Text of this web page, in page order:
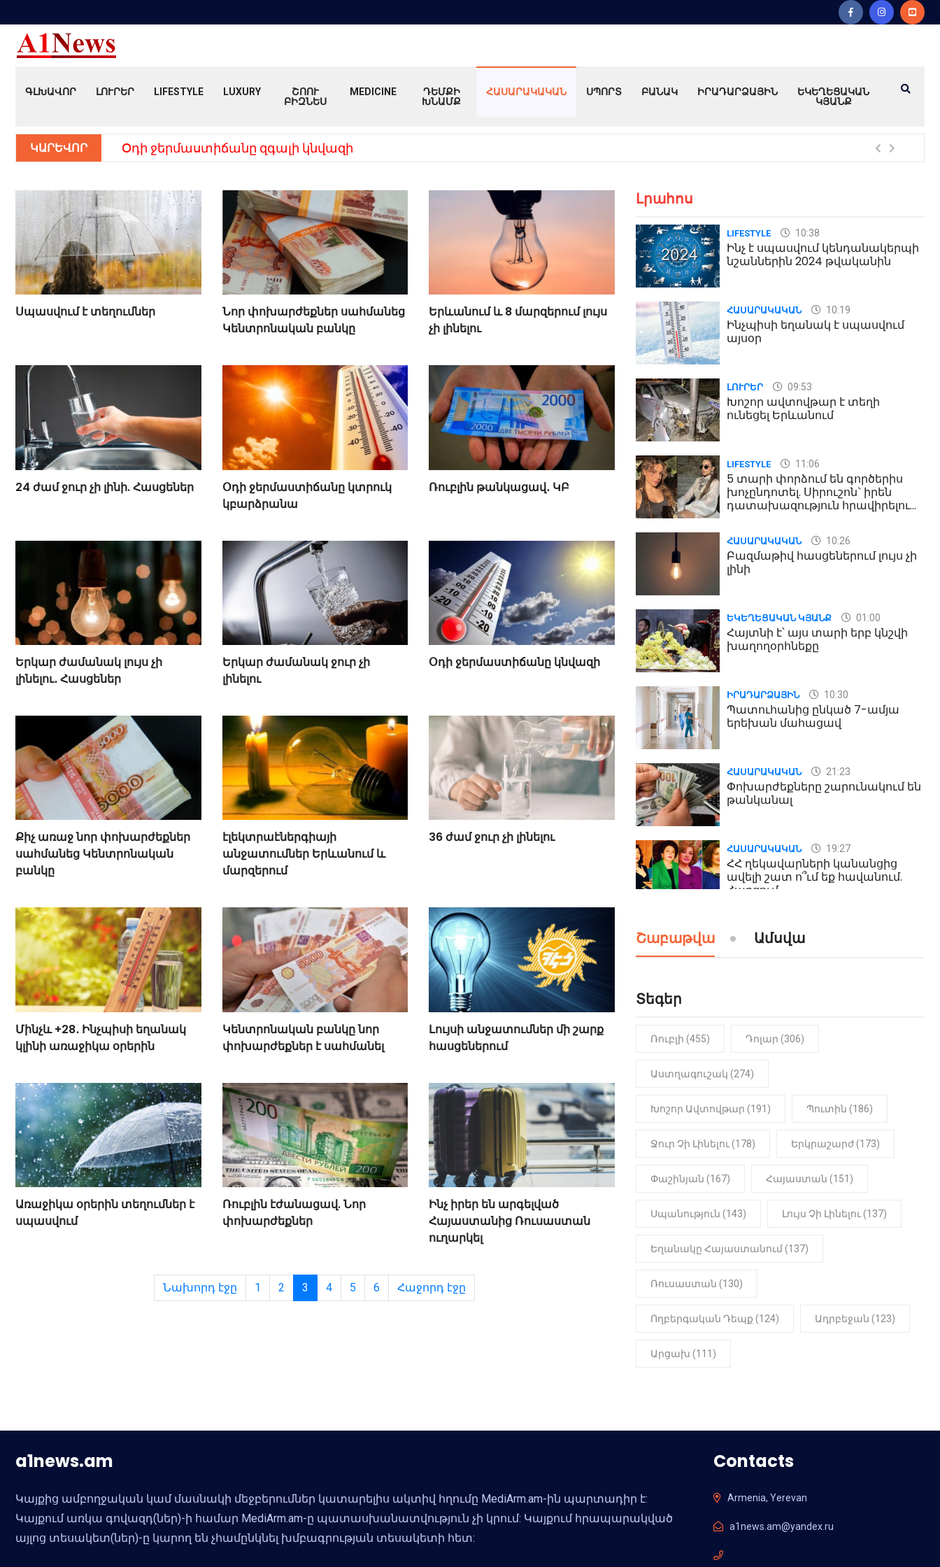
ԳԼԽԱՎՈՐ ԼՈՒՐԵՐ LIFESTYLE LUXURY
ՇՈՈՒ
ԲԻԶՆԵՍ
MEDICINE
ԴԵՄՔԻ
ԽՆԱՄՔ
ՀԱՍԱՐԱԿԱԿԱՆ ՍՊՈՐՏ ԲԱՆԱԿ ԻՐԱԴԱՐՁԱՅԻՆ
ԵԿԵՂԵՑԱԿԱՆ
ԿՅԱՆՔ
ԿԱՐԵՎՈՐ Օդի ջերմաստիճանը զգալի կնվազի
Սպասվում է տեղումներ
Նոր փոխարժեքներ սահմանեց
Կենտրոնական բանկը
Երևանում և 8 մարզերում լույս
չի լինելու
24 ժամ ջուր չի լինի. Հասցեներ
Օդի ջերմաստիճանը կտրուկ
կբարձրանա
Ռուբլին թանկացավ․ ԿԲ
Երկար ժամանակ լույս չի
լինելու․ Հասցեներ
Երկար ժամանակ ջուր չի
լինելու
Օդի ջերմաստիճանը կնվազի
Քիչ առաջ նոր փոխարժեքներ
սահմանեց Կենտրոնական
բանկը
էլեկտրաէներգիայի
անջատումներ Երևանում և
մարզերում
36 ժամ ջուր չի լինելու
Մինչև +28․ Ինչպիսի եղանակ
կլինի առաջիկա օրերին
Կենտրոնական բանկը նոր
փոխարժեքներ է սահմանել
Լույսի անջատումներ մի շարք
հասցեներում
Առաջիկա օրերին տեղումներ է
սպասվում
Ռուբլին էժանացավ. Նոր
փոխարժեքներ
Ինչ իրեր են արգելված
Հայաստանից Ռուսաստան
ուղարկել
Նախորդ էջը 1 2 3 4 5 6 Հաջորդ էջը
Լրահոս
LIFESTYLE 10:38
Ինչ է սպասվում կենդանակերպի
նշաններին 2024 թվականին
ՀԱՍԱՐԱԿԱԿԱՆ 10:19
Ինչպիսի եղանակ է սպասվում
այսօր
ԼՈՒՐԵՐ 09:53
Խոշոր ավտովթար է տեղի
ունեցել Երևանում
LIFESTYLE 11:06
5 տարի փորձում են գործերիս
խոչընդոտել. Սիրուշոն` իրեն
դատախազություն հրավիրելու
ՀԱՍԱՐԱԿԱԿԱՆ 10:26
Բազմաթիվ հասցեներում լույս չի
լինի
ԵԿԵՂԵՑԱԿԱՆ ԿՅԱՆՔ 01:00
Հայտնի է՝ այս տարի երբ կնշվի
խաղողօրհնեքը
ԻՐԱԴԱՐՁԱՅԻՆ 10:30
Պատուհանից ընկած 7-ամյա
երեխան մահացավ
ՀԱՍԱՐԱԿԱԿԱՆ 21:23
Փոխարժեքները շարունակում են
թանկանալ
ՀԱՍԱՐԱԿԱԿԱՆ 19:27
ՀՀ ղեկավարների կանանցից
ավելի շատ ո՞ւմ եք հավանում.
Հարցում
Երեւան-Մոսկվա օդшնավի մեջ
Շաբաթվա Ամսվա
Տեգեր
Ռուբլի (455) Դոլար (306)
Աստղագուշակ (274)
Խոշոր Ավտովթար (191) Պուտին (186)
Ջուր Չի Լինելու (178) Երկրաշարժ (173)
Փաշինյան (167) Հայաստան (151)
Սպանություն (143) Լույս Չի Լինելու (137)
Եղանակը Հայաստանում (137)
Ռուսաստան (130)
Ողբերգական Դեպք (124) Ադրբեջան (123)
Արցախ (111)
a1news.am
Կայքից ամբողջական կամ մասնակի մեջբերումներ կատարելիս ակտիվ հղումը MediArm.am-ին պարտադիր է:
Կայքում առկա գովազդ(ներ)-ի համար MediArm.am-ը պատասխանատվություն չի կրում: Կայքում հրապարակված
այլոց տեսակետ(ներ)-ը կարող են չհամընկնել խմբագրության տեսակետի հետ:
Contacts
Armenia, Yerevan
a1news.am@yandex.ru